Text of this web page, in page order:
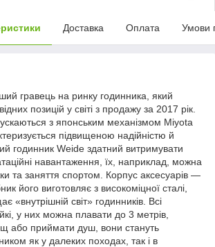
Доставка Оплата Умови
гравець на ринку годинника, який
позицій у світі з продажу за 2017 рік.
з японським механізмом Miyota
підвищеною надійністю й
годинник Weide здатний витримувати
навантаження, їх, наприклад, можна
та заняття спортом. Корпус аксесуарів —
його виготовляє з високоміцної сталі,
«внутрішній світ» годинників. Всі
у них можна плавати до 3 метрів,
або приймати душ, вони стануть
як у далеких походах, так і в